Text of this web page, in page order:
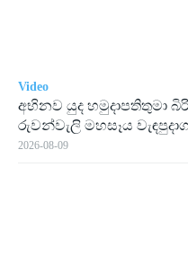
Video
අභිනව යුද හමුදාපතිතුමා
රුවන්වැලි මහසෑය
2026-08-09